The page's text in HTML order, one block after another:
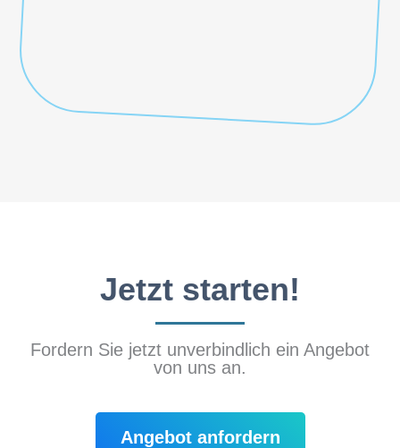
Jetzt starten!
Fordern Sie jetzt unverbindlich ein Angebot
von uns an.
Angebot anfordern